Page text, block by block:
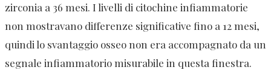
zirconia a 36 mesi. I livelli di citochine infiammatorie
non mostravano differenze significative fino a 12 mesi,
quindi lo svantaggio osseo non era accompagnato da un
segnale infiammatorio misurabile in questa finestra.